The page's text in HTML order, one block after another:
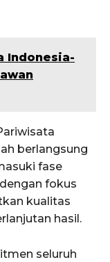
Indonesia-
berlangsung
fase
fokus
kualitas
hasil.
seluruh